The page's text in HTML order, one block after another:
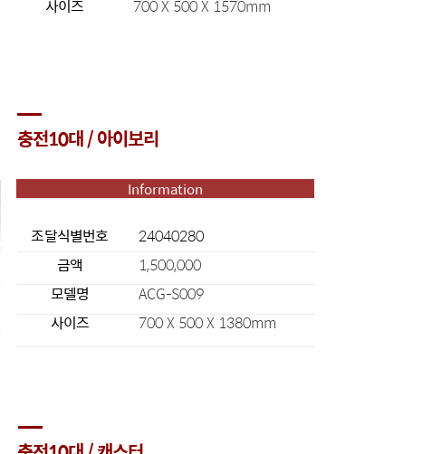
사이즈
700 X 500 X 1570mm
충전10대 / 아이보리
Information
조달식별번호
금액
모델명
사이즈
24040280
1,500,000
ACG-S009
700 X 500 X 1380mm